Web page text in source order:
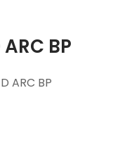
ARC BP
ARC BP